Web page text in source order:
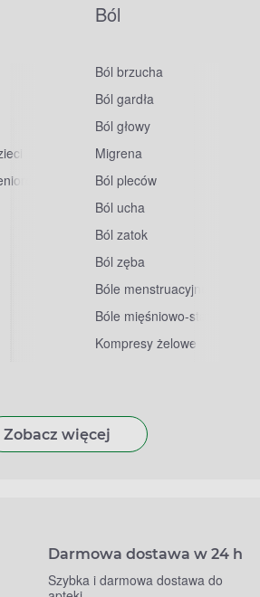
Ból
Ból brzucha
Ból gardła
Ból głowy
Migrena
Ból pleców
Ból ucha
Ból zatok
Ból zęba
Bóle menstruacyjne
Bóle mięśniowo-stawowe
Kompresy żelowe
Zobacz więcej
Darmowa dostawa w 24 h
Szybka i darmowa dostawa do